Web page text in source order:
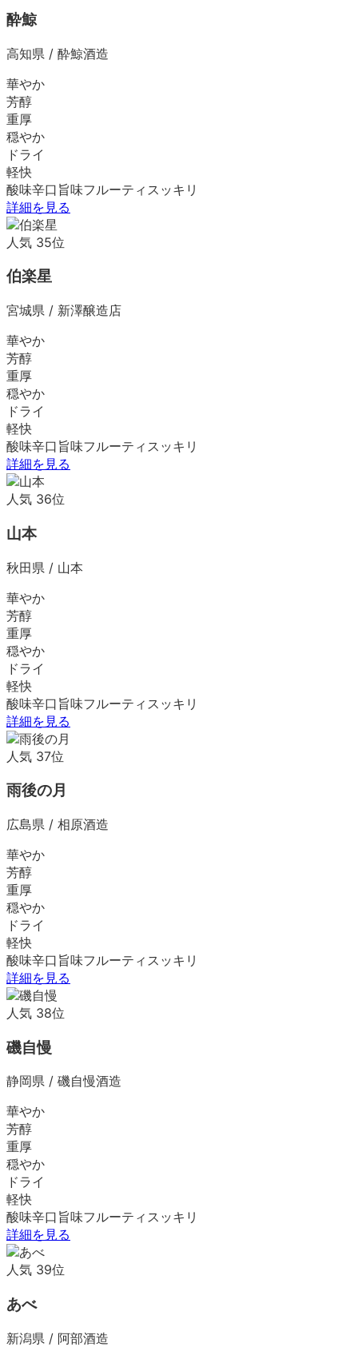
酔鯨
高知県 / 酔鯨酒造
華やか
芳醇
重厚
穏やか
ドライ
軽快
酸味辛口 旨味フルーティ スッキリ
詳細を見る
人気 35位
伯楽星
宮城県 / 新澤醸造店
華やか
芳醇
重厚
穏やか
ドライ
軽快
酸味辛口 旨味フルーティ スッキリ
詳細を見る
人気 36位
山本
秋田県 / 山本
華やか
芳醇
重厚
穏やか
ドライ
軽快
酸味辛口 旨味フルーティ スッキリ
詳細を見る
人気 37位
雨後の月
広島県 / 相原酒造
華やか
芳醇
重厚
穏やか
ドライ
軽快
酸味辛口 旨味フルーティ スッキリ
詳細を見る
人気 38位
磯自慢
静岡県 / 磯自慢酒造
華やか
芳醇
重厚
穏やか
ドライ
軽快
酸味辛口 旨味フルーティ スッキリ
詳細を見る
人気 39位
あべ
新潟県 / 阿部酒造